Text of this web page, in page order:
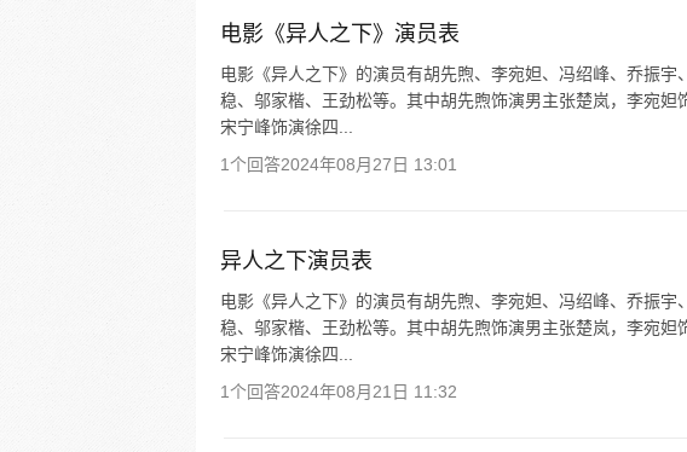
电影《异人之下》演员表
电影《异人之下》的演员有胡先煦、李宛妲、冯绍峰、乔振
稳、邬家楷、王劲松等。其中胡先煦饰演男主张楚岚，李宛妲
宋宁峰饰演徐四...
1个回答2024年08月27日 13:01
异人之下演员表
电影《异人之下》的演员有胡先煦、李宛妲、冯绍峰、乔振
稳、邬家楷、王劲松等。其中胡先煦饰演男主张楚岚，李宛妲
宋宁峰饰演徐四...
1个回答2024年08月21日 11:32